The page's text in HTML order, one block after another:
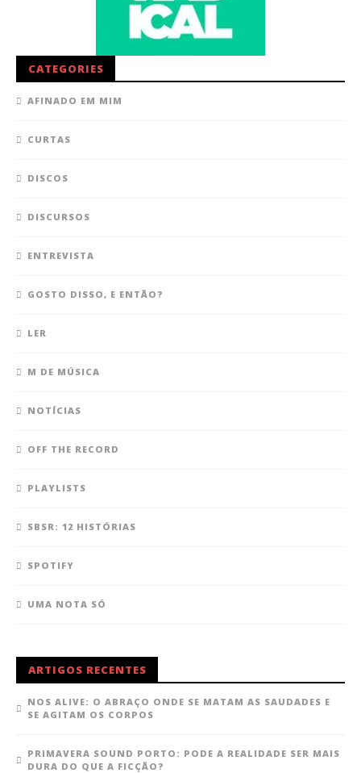
CATEGORIES
AFINADO EM MIM
CURTAS
DISCOS
DISCURSOS
ENTREVISTA
GOSTO DISSO, E ENTÃO?
LER
M DE MÚSICA
NOTÍCIAS
OFF THE RECORD
PLAYLISTS
SBSR: 12 HISTÓRIAS
SPOTIFY
UMA NOTA SÓ
ARTIGOS RECENTES
NOS ALIVE: O ABRAÇO ONDE SE MATAM AS SAUDADES E
SE AGITAM OS CORPOS
PRIMAVERA SOUND PORTO: PODE A REALIDADE SER MAIS
DURA DO QUE A FICÇÃO?